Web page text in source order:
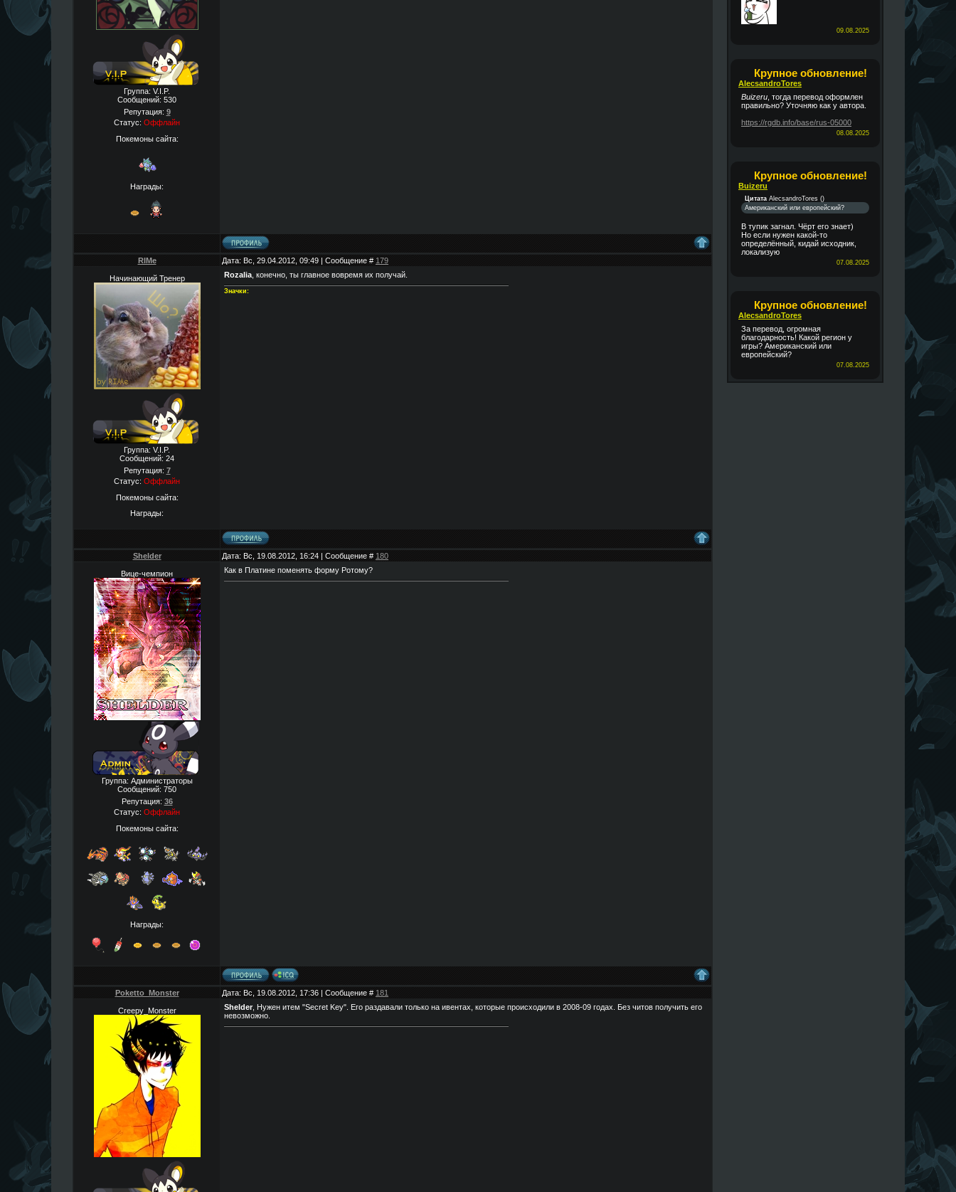
09.08.2025
Крупное обновление!
AlecsandroTores
Buizeru , тогда перевод оформлен
правильно? Уточняю как у автора.
https://rgdb.info/base/rus-05000
08.08.2025
Крупное обновление!
Buizeru
Цитата AlecsandroTores ()
Американский или европейский?
В тупик загнал. Чёрт его знает)
Но если нужен какой-то
определённый, кидай исходник,
локализую
07.08.2025
Крупное обновление!
AlecsandroTores
За перевод, огромная
благодарность! Какой регион у
игры? Американский или
европейский?
07.08.2025
Группа: V.I.P.
Сообщений: 530
Репутация: 9
Статус: Оффлайн
Покемоны сайта:
Награды:
RIMe Дата: Вс, 29.04.2012, 09:49 | Сообщение # 179
Начинающий Тренер
Группа: V.I.P.
Сообщений: 24
Репутация: 7
Статус: Оффлайн
Покемоны сайта:
Награды:
Rozalia , конечно, ты главное вовремя их получай.
Значки:
Shelder Дата: Вс, 19.08.2012, 16:24 | Сообщение # 180
Вице-чемпион
Группа: Администраторы
Сообщений: 750
Репутация: 36
Статус: Оффлайн
Покемоны сайта:
Награды:
Как в Платине поменять форму Ротому?
Poketto_Monster Дата: Вс, 19.08.2012, 17:36 | Сообщение # 181
Creepy_Monster Shelder , Нужен итем "Secret Key". Его раздавали только на ивентах, которые происходили в 2008-09 годах. Без читов получить его
невозможно.